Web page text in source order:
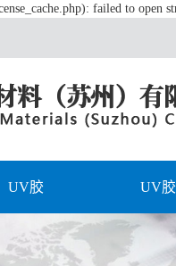
failed to
UV胶 UV